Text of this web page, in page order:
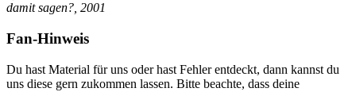
damit sagen?, 2001
Fan-Hinweis
Du hast Material für uns oder hast Fehler entdeckt, dann kannst du
uns diese gern zukommen lassen. Bitte beachte, dass deine